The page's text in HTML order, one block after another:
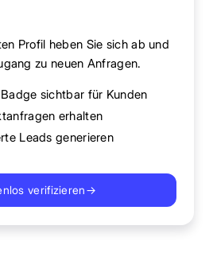
Profil heben Sie sich ab und
zu neuen Anfragen.
sichtbar für Kunden
erhalten
Leads generieren
verifizieren→